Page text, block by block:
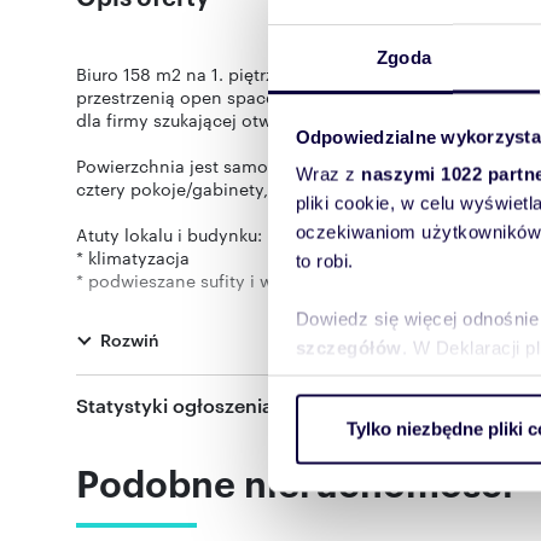
Zgoda
Odpowiedzialne
Wraz z naszymi 1022
pliki cookie, w celu
oczekiwaniom
to robi.
Dowiedz się więcej
szczegółów . W Deklaracji
ruch w naszej witrynie.
reklamowym i
uzyskanymi podczas
Tylko niezbędne pliki
Biuro 158 m2 na 1. piętrze budynku przy ul. Kwidzyńskiej
przestrzenią open space, dlatego sprawdzi się zarówno
dla firmy szukającej otwartej sali do pracy.
Powierzchnia jest samodzielna i ma dostęp
cztery pokoje/gabinety, sala spotkań, kuchnia, toalety i
Atuty lokalu i budynku:
* klimatyzacja
* podwieszane sufity i wysokie pomieszczenia
* serwerownia / zaplecze IT
* monitoring i kontrola dostępu
* własne miejsca parkingowe przy budynku
* kamienne podłogi w częściach wspólnych
Lokalizacja jest wygodna dla pracowników i klientów:
tramwajem i autobusem ok. 200 m od budynku.
Rozwiń
Statystyki ogłoszenia:
Podobne nieruchomości